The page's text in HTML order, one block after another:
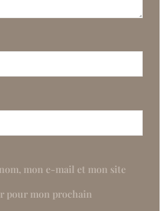
mon e-mail et mon site
pour mon prochain